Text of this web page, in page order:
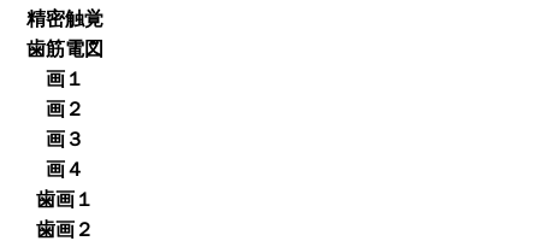
精密触覚
歯筋電図
画１
画２
画３
画４
歯画１
歯画２